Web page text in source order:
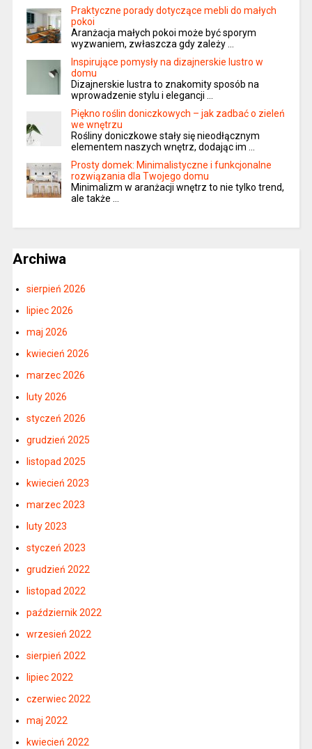
Praktyczne porady dotyczące mebli do małych
pokoi
Aranżacja małych pokoi może być sporym
wyzwaniem, zwłaszcza gdy zależy …
Inspirujące pomysły na dizajnerskie lustro w
domu
Dizajnerskie lustra to znakomity sposób na
wprowadzenie stylu i elegancji …
Piękno roślin doniczkowych – jak zadbać o zieleń
we wnętrzu
Rośliny doniczkowe stały się nieodłącznym
elementem naszych wnętrz, dodając im …
Prosty domek: Minimalistyczne i funkcjonalne
rozwiązania dla Twojego domu
Minimalizm w aranżacji wnętrz to nie tylko trend,
ale także …
Archiwa
sierpień 2026
lipiec 2026
maj 2026
kwiecień 2026
marzec 2026
luty 2026
styczeń 2026
grudzień 2025
listopad 2025
kwiecień 2023
marzec 2023
luty 2023
styczeń 2023
grudzień 2022
listopad 2022
październik 2022
wrzesień 2022
sierpień 2022
lipiec 2022
czerwiec 2022
maj 2022
kwiecień 2022